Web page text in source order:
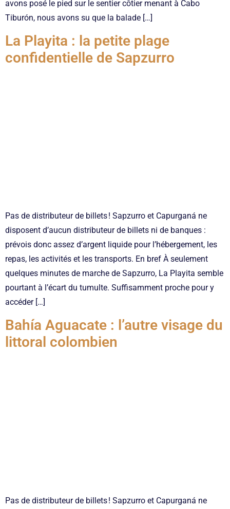
avons posé le pied sur le sentier côtier menant à Cabo
Tiburón, nous avons su que la balade […]
La Playita : la petite plage
confidentielle de Sapzurro
Pas de distributeur de billets ! Sapzurro et Capurganá ne
disposent d’aucun distributeur de billets ni de banques :
prévois donc assez d’argent liquide pour l’hébergement, les
repas, les activités et les transports. En bref À seulement
quelques minutes de marche de Sapzurro, La Playita semble
pourtant à l’écart du tumulte. Suffisamment proche pour y
accéder […]
Bahía Aguacate : l’autre visage du
littoral colombien
Pas de distributeur de billets ! Sapzurro et Capurganá ne